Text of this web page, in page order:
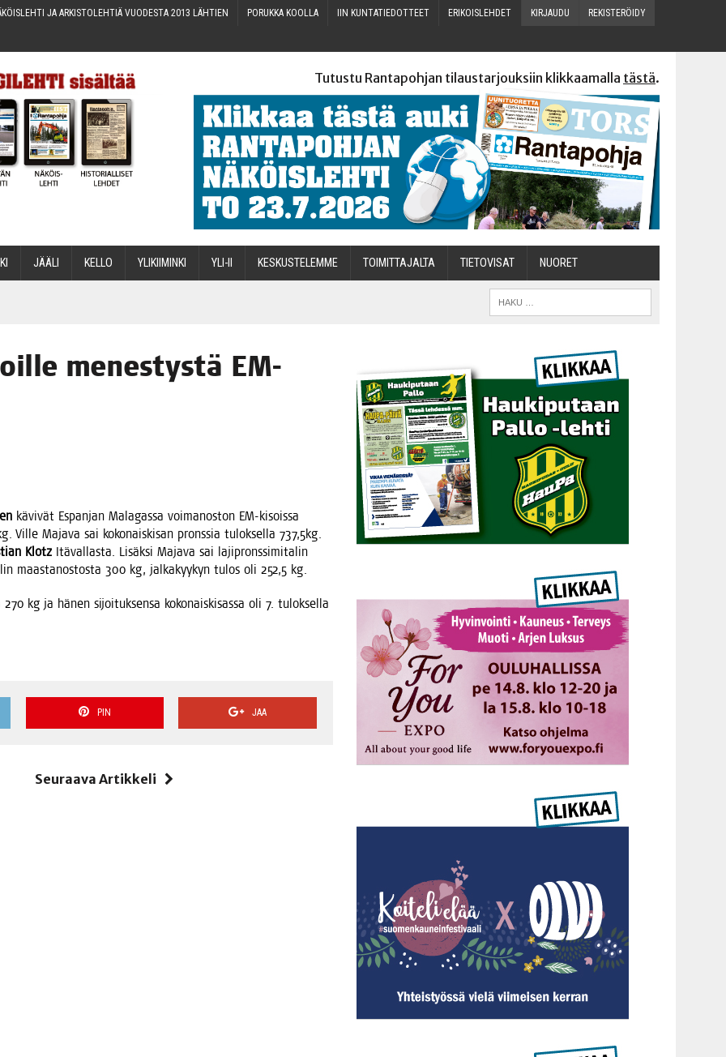
JA ARKIS­TO­LEH­TIÄ VUO­DES­TA 2013 LÄHTIEN PORUK­KA KOOLLA IIN KUN­TA­TIE­DOT­TEET ERI­KOIS­LEH­DET KIR­JAU­DU REKIS­TE­RÖI­DY
Tutustu Rantapohjan tilaustarjouksiin klikkaamalla tästä.
JÄÄ­LI KEL­LO YLI­KII­MIN­KI YLI-II KES­KUS­TE­LEM­ME TOI­MIT­TA­JAL­TA TIETOVISAT NUO­RET
menes­tys­tä EM-
kävi­vät Espan­jan Mala­gas­sa voi­ma­nos­ton EM-kisois­sa
Vil­le Maja­va sai koko­nais­ki­san prons­sia tulok­sel­la 737,5kg.
Klotz Itä­val­las­ta. Lisäk­si Maja­va sai laji­prons­si­mi­ta­lin
maas­ta­nos­tos­ta 300 kg, jal­ka­kyy­kyn tulos oli 252,5 kg.
kg ja hänen sijoi­tuk­sen­sa koko­nais­ki­sas­sa oli 7. tulok­sel­la
PIN JAA
Seuraava Artikkeli